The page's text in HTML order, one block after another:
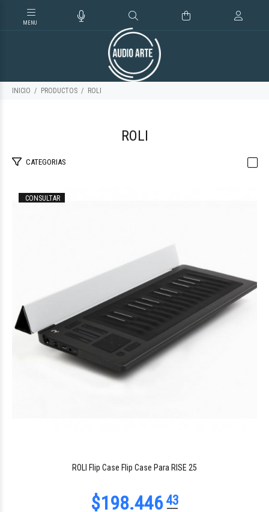
INICIO PRODUCTOS ROLI
ROLI
CATEGORIAS
CONSULTAR
ROLI Flip Case Flip Case Para RISE 25